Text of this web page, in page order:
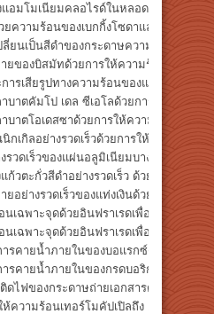
แอมโมเนียมคลอไรด์ในหลอดทดลองด้วย
ยความร้อนของเบกกิ้งโซดาและการระเ
ลี่ยนเป็นสีดำของกระดาษความร้อนโดยกา
ยของบิสมัทด้วยการให้ความร้อนอินฟราเร
การเสียรูปทางความร้อนของแผ่นสเตนเล
บาตคัมโป เดล ซีเอโลด้วยการให้ความร้อ
บาตโอเดสซาด้วยการให้ความร้อนอินฟรา
กเกิลอย่างรวดเร็วด้วยการให้ความร้อนแ
รวดเร็วของแผ่นอลูมิเนียมบาง ด้วยการใ
ก้วตะกั่วสีดำอย่างรวดเร็ว ด้วยการให้ควา
ยอย่างรวดเร็วของแท่งเงินด้วยการให้ควา
นเฉพาะจุดด้วยอินฟราเรดเพื่อการหลอมล
นเฉพาะจุดด้วยอินฟราเรดเพื่อการหลอมล
รคายน้ำภายในของบอแรกซ์ด้วยการให้ค
รคายน้ำภายในของกรดบอริกด้วยการให้
ดไฟของกระดาษถ่ายเอกสารด้วยการให้ค
ห้ความร้อนเทอร์โมคัปเปิลถึง 1300°C ด้ว